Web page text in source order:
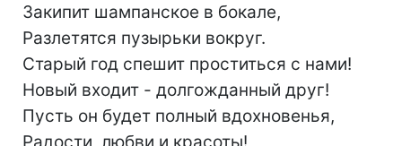
Закипит шампанское в бокале,
Разлетятся пузырьки вокруг.
Старый год спешит проститься с нами!
Новый входит - долгожданный друг!
Пусть он будет полный вдохновенья,
Радости, любви и красоты!